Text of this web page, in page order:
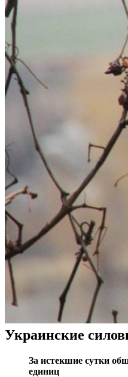
Украинские
За истекшие сутки
единиц